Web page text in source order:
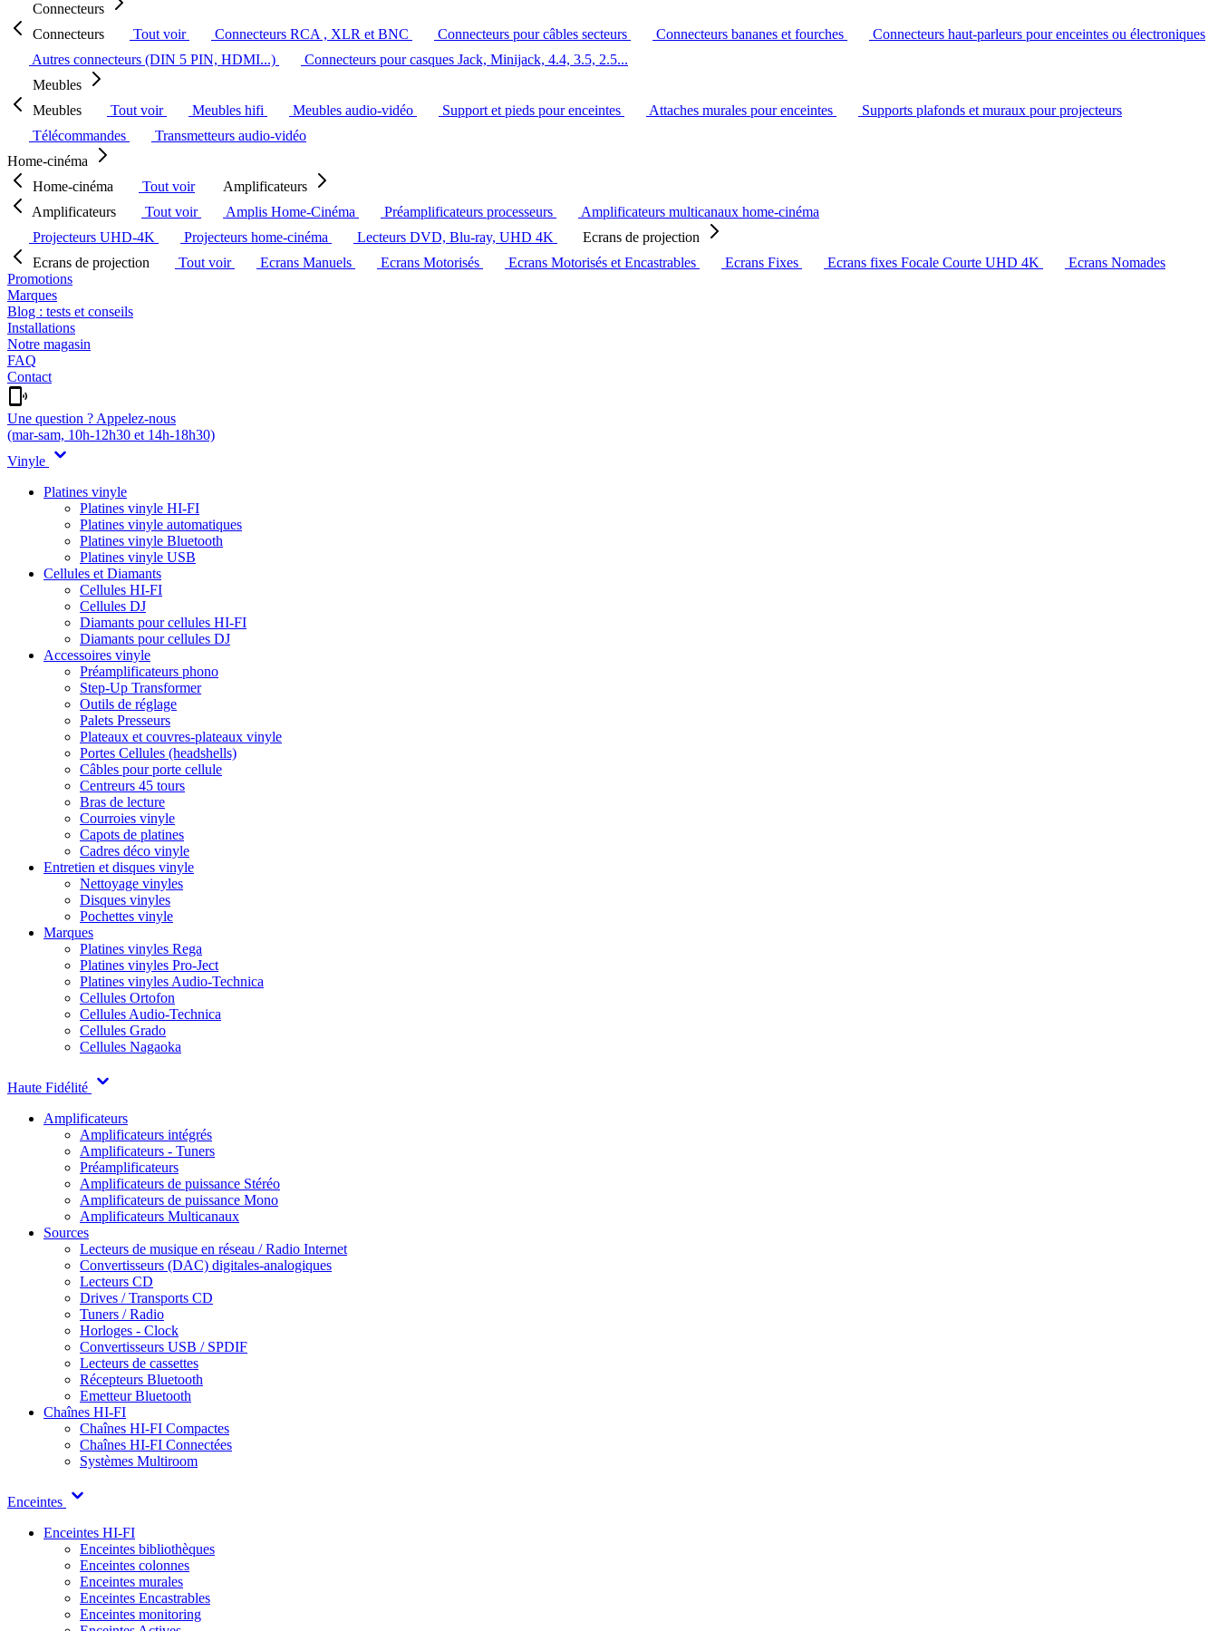
Connecteurs
Connecteurs
Tout voir Connecteurs RCA , XLR et BNC Connecteurs pour câbles secteurs Connecteurs bananes et fourches
Connecteurs haut-parleurs pour enceintes ou électroniques
Autres connecteurs (DIN 5 PIN, HDMI...)
Connecteurs pour casques Jack, Minijack, 4.4, 3.5, 2.5...
Meubles
Meubles
Tout voir Meubles hifi Meubles audio-vidéo Support et pieds pour enceintes Attaches murales pour enceintes
Supports plafonds et muraux pour projecteurs
Télécommandes
Transmetteurs audio-vidéo
Home-cinéma
Home-cinéma
Tout voir
Amplificateurs
Amplificateurs
Tout voir Amplis Home-Cinéma Préamplificateurs processeurs
Amplificateurs multicanaux home-cinéma
Projecteurs UHD-4K
Projecteurs home-cinéma Lecteurs DVD, Blu-ray, UHD 4K
Ecrans de projection
Ecrans de projection
Tout voir Ecrans Manuels Ecrans Motorisés Ecrans Motorisés et Encastrables Ecrans Fixes Ecrans fixes Focale Courte UHD 4K
Ecrans Nomades
Promotions
Marques
Blog : tests et conseils
Installations
Notre magasin
FAQ
Contact
Une question ? Appelez-nous
(mar-sam, 10h-12h30 et 14h-18h30)
Vinyle
Platines vinyle
Platines vinyle HI-FI
Platines vinyle automatiques
Platines vinyle Bluetooth
Platines vinyle USB
Cellules et Diamants
Cellules HI-FI
Cellules DJ
Diamants pour cellules HI-FI
Diamants pour cellules DJ
Accessoires vinyle
Préamplificateurs phono
Step-Up Transformer
Outils de réglage
Palets Presseurs
Plateaux et couvres-plateaux vinyle
Portes Cellules (headshells)
Câbles pour porte cellule
Centreurs 45 tours
Bras de lecture
Courroies vinyle
Capots de platines
Cadres déco vinyle
Entretien et disques vinyle
Nettoyage vinyles
Disques vinyles
Pochettes vinyle
Marques
Platines vinyles Rega
Platines vinyles Pro-Ject
Platines vinyles Audio-Technica
Cellules Ortofon
Cellules Audio-Technica
Cellules Grado
Cellules Nagaoka
Haute Fidélité
Amplificateurs
Amplificateurs intégrés
Amplificateurs - Tuners
Préamplificateurs
Amplificateurs de puissance Stéréo
Amplificateurs de puissance Mono
Amplificateurs Multicanaux
Sources
Lecteurs de musique en réseau / Radio Internet
Convertisseurs (DAC) digitales-analogiques
Lecteurs CD
Drives / Transports CD
Tuners / Radio
Horloges - Clock
Convertisseurs USB / SPDIF
Lecteurs de cassettes
Récepteurs Bluetooth
Emetteur Bluetooth
Chaînes HI-FI
Chaînes HI-FI Compactes
Chaînes HI-FI Connectées
Systèmes Multiroom
Enceintes
Enceintes HI-FI
Enceintes bibliothèques
Enceintes colonnes
Enceintes murales
Enceintes Encastrables
Enceintes monitoring